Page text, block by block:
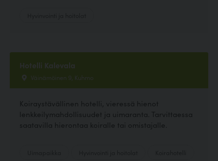
Hotelli Kalevala
Väinämöinen 9, Kuhmo
Koiraystävällinen hotelli, vieressä hienot
lenkkeilymahdollisuudet ja uimaranta. Tarvittaessa
saatavilla hierontaa koiralle tai omistajalle.